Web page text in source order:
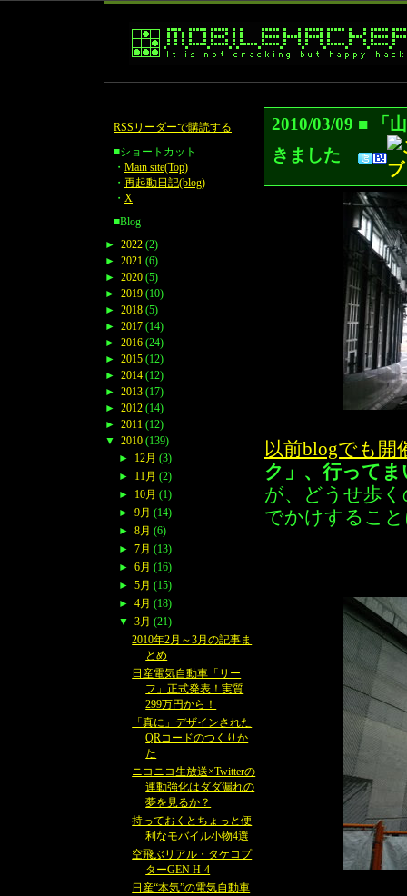
2010/03/09 ■ 「
きました
以前blogでも開
ク」、行って
が、どうせ歩
でかけするこ
RSSリーダーで購読する
■ショートカット
・ Main site(Top)
・ 再起動日記(blog)
・ X
■Blog
► 2022 (2)
► 2021 (6)
► 2020 (5)
► 2019 (10)
► 2018 (5)
► 2017 (14)
► 2016 (24)
► 2015 (12)
► 2014 (12)
► 2013 (17)
► 2012 (14)
► 2011 (12)
▼ 2010 (139)
►
12月 (3)
►
11月 (2)
►
10月 (1)
► 9月 (14)
► 8月 (6)
► 7月 (13)
► 6月 (16)
► 5月 (15)
► 4月 (18)
▼ 3月 (21)
2010年2月～3月の記事ま
とめ
日産電気自動車「リー
フ」正式発表！実質
299万円から！
「真に」デザインされた
QRコードのつくりか
た
ニコニコ生放送×Twitterの
連動強化はダダ漏れの
夢を見るか？
持っておくとちょっと便
利なモバイル小物4選
空飛ぶリアル・タケコプ
ターGEN H-4
日産“本気”の電気自動車